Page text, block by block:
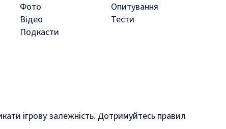
Фото
Відео
Подкасти
Опитування
Тести
ігрову залежність. Дотримуйтесь правил